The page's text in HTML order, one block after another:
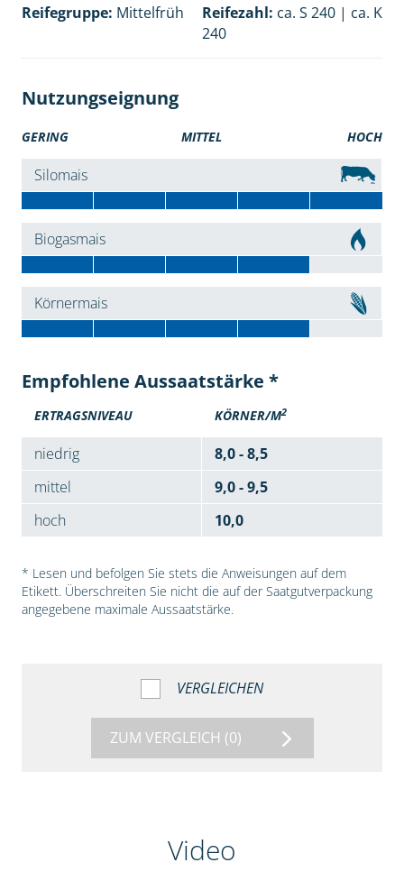
Reifegruppe: Mittelfrüh Reifezahl: ca. S 240 | ca. K
240
Nutzungseignung
GERING MITTEL HOCH
Silomais
Biogasmais
Körnermais
Empfohlene Aussaatstärke *
ERTRAGSNIVEAU KÖRNER/M2
niedrig
8,0 - 8,5
mittel
9,0 - 9,5
hoch
10,0
* Lesen und befolgen Sie stets die Anweisungen auf dem
Etikett. Überschreiten Sie nicht die auf der Saatgutverpackung
angegebene maximale Aussaatstärke.
VERGLEICHEN
ZUM VERGLEICH (0)
Video